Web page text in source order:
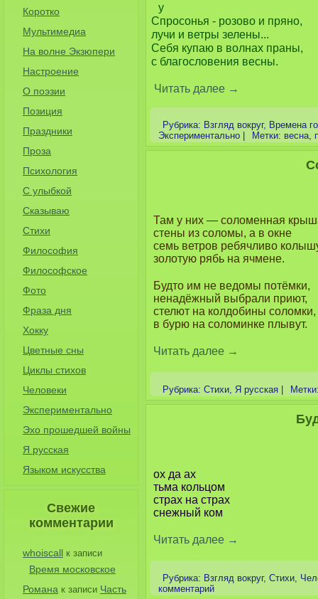
Коротко
Мультимедиа
На волне Экзюпери
Настроение
О поэзии
Позиция
Праздники
Проза
Психология
С улыбкой
Сказываю
Стихи
Философия
Философское
Фото
Фраза дня
Хокку
Цветные сны
Циклы стихов
Человеки
Экспериментально
Эхо прошедшей войны
Я русская
Языком искусства
Свежие
комментарии
whoiscall к записи
Время московское
Романа к записи Часть
у
Спросонья - розово и пряно,
лучи и ветры зелены...
Себя купаю в волнах праны,
с благословения весны.
Читать далее →
Рубрика: Взгляд вокруг, Времена
Экспериментально
Метки: весна,
Там у них — соломенная
стены из соломы, а в окне
семь ветров ребячливо
золотую рябь на ячмене.
Будто им не ведомы потёмки,
ненадёжный выбрали приют,
стелют на колдобины соломки,
в бурю на соломинке плывут.
Читать далее →
Рубрика: Стихи, Я русская
ох да ах
тьма кольцом
страх на страх
снежный ком
Читать далее →
Рубрика: Взгляд вокруг, Стихи,
комментарий